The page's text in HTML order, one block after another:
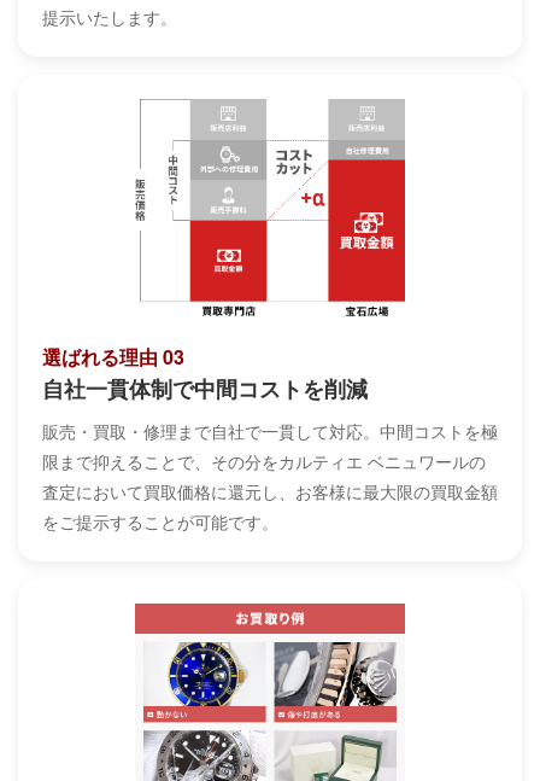
提示いたします。
選ばれる理由 03
自社一貫体制で中間コストを削減
販売・買取・修理まで自社で一貫して対応。中間コストを極
限まで抑えることで、その分をカルティエ ベニュワールの
査定において買取価格に還元し、お客様に最大限の買取金額
をご提示することが可能です。